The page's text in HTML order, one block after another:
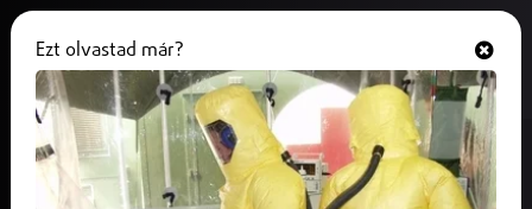
Merényletsorozattól tartanak
Ezt olvastad már?